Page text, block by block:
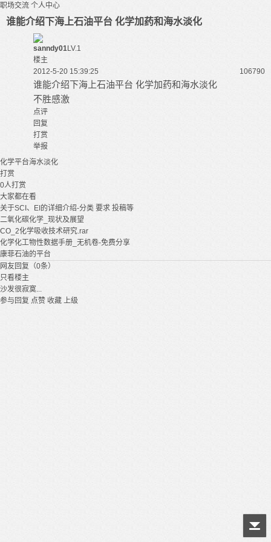
职场交流 个人中心
谁能介绍下海上石油平台 化学加药和海水淡化
sanndy01LV.1
楼主
2012-5-20 15:39:25
106790
谁能介绍下海上石油平台 化学加药和海水淡化
不胜感激
点评
回复
打赏
举报
化学平台海水淡化
打赏
0人打赏
大家都在看
关于SCI、EI的详细介绍-分类 要求 投稿等
二氧化碳化学_现状及展望
CO_2化学吸收技术研究.rar
化学化工物性数据手册_无机卷-免费分享
康菲石油的平台
网友回复（0条）
只看楼主
沙发很寂寞...
参与回复 点赞 收藏 上级